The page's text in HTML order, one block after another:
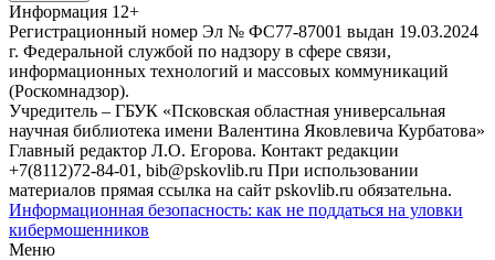
Информация 12+
Регистрационный номер Эл № ФС77-87001 выдан 19.03.2024
г. Федеральной службой по надзору в сфере связи,
информационных технологий и массовых коммуникаций
(Роскомнадзор).
Учредитель – ГБУК «Псковская областная универсальная
научная библиотека имени Валентина Яковлевича Курбатова»
Главный редактор Л.О. Егорова. Контакт редакции
+7(8112)72-84-01, bib@pskovlib.ru При использовании
материалов прямая ссылка на сайт pskovlib.ru обязательна.
Информационная безопасность: как не поддаться на уловки
кибермошенников
Меню